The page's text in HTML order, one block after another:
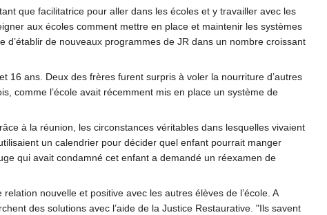
que facilitatrice pour aller dans les écoles et y travailler avec les
aux écoles comment mettre en place et maintenir les systèmes
de nouveaux programmes de JR dans un nombre croissant
ans. Deux des frères furent surpris à voler la nourriture d’autres
comme l’école avait récemment mis en place un système de
à la réunion, les circonstances véritables dans lesquelles vivaient
un calendrier pour décider quel enfant pourrait manger
qui avait condamné cet enfant a demandé un réexamen de
nouvelle et positive avec les autres élèves de l’école. A
des solutions avec l’aide de la Justice Restaurative. "Ils savent